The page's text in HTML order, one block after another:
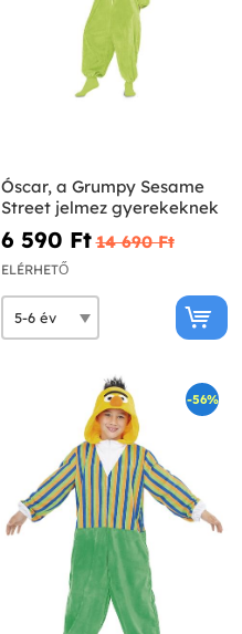
Óscar, a Grumpy Sesame
Street jelmez gyerekeknek
6 590 Ft‎ 14 690 Ft‎
ELÉRHETŐ
-56%